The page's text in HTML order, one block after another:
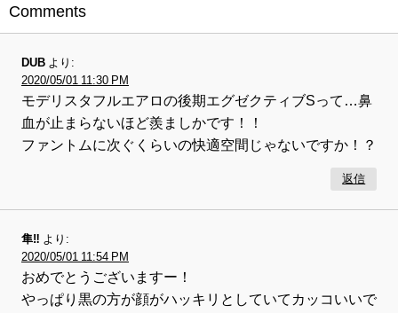
Comments
DUB より:
2020/05/01 11:30 PM
モデリスタフルエアロの後期エグゼクティブSって…鼻
血が止まらないほど羨ましかです！！
ファントムに次ぐくらいの快適空間じゃないですか！？
返信
隼‼︎ より:
2020/05/01 11:54 PM
おめでとうございますー！
やっぱり黒の方が顔がハッキリとしていてカッコいいで